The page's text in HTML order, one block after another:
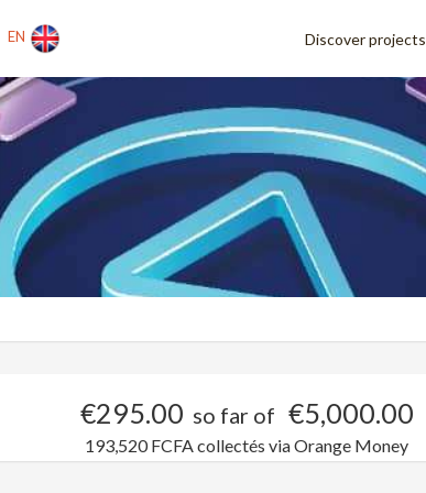
Discover projects
€295.00 so far of €5,000.00
193,520 FCFA collectés via Orange Money